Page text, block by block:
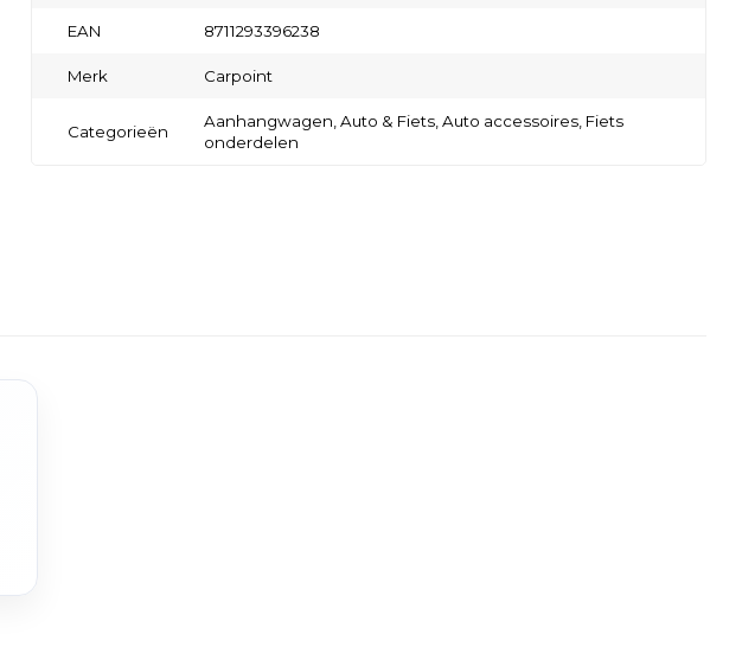
EAN 8711293396238
Merk Carpoint
Categorieën
Aanhangwagen, Auto & Fiets, Auto accessoires, Fiets
onderdelen